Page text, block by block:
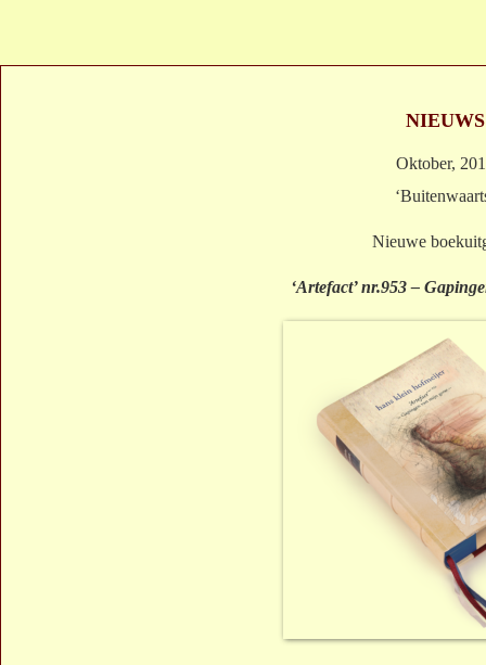
NIEUWS
Oktober,
Nieuwe
‘Artefact’ nr.953 –